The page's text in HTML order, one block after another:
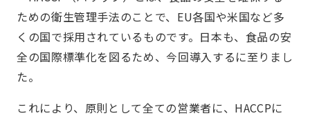
ための衛生管理手法のことで、EU各国や米国など多
くの国で採用されているものです。日本も、食品の安
全の国際標準化を図るため、今回導入するに至りまし
た。
これにより、原則として全ての営業者に、HACCPに